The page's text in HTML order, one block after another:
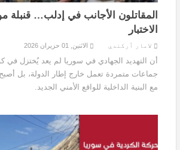
المقاتلون الأجانب في إدلب… قنبلة
الاختبار
لامار ٲركندي الاثنين, 01 حزيران 2026
أن التهديد الجهادي في سوريا لم يعد يُختزل في
جماعات متمردة تعمل خارج إطار الدولة، بل أصبح
مع البنية الداخلية للواقع الأمني الجديد.